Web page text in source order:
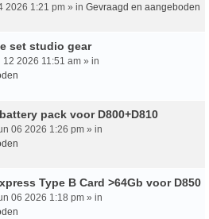
2026 1:21 pm » in Gevraagd en aangeboden
set studio gear
12 2026 11:51 am » in
pack voor D800+D810
06 2026 1:26 pm » in
Type B Card >64Gb voor D850
06 2026 1:18 pm » in